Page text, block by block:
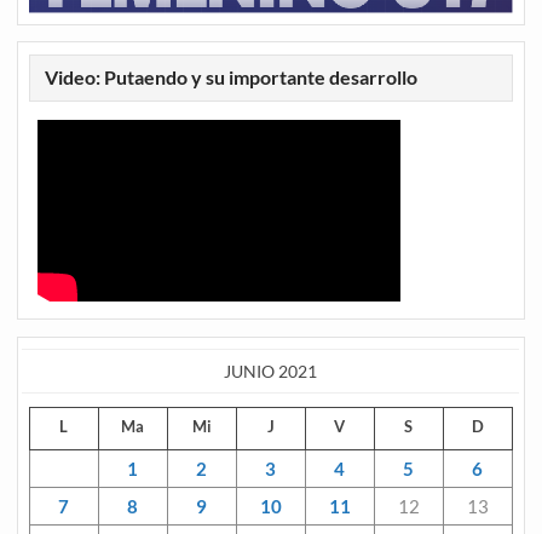
Video: Putaendo y su importante desarrollo
JUNIO 2021
L Ma Mi J V S D
1 2 3 4 5
6
7
8 9 10 11 12
13